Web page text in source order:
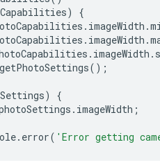
)
{
. imageWidth .
. imageWidth .
. imageWidth .
getPhotoSettings();
)
{
. imageWidth ;
. error( 'Error getting